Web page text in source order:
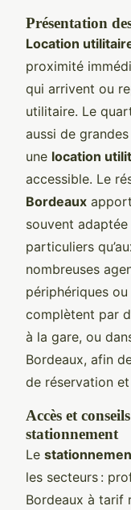
Présentation
Location
proximité
qui arrivent ou
utilitaire. Le
aussi de
une location
accessible. Le
Bordeaux
souvent
particuliers
nombreuses
périphériques
complètent par
à la gare, ou
Bordeaux, afin
de réservation
Accès et
stationnement
Le
les secteurs :
Bordeaux à tarif